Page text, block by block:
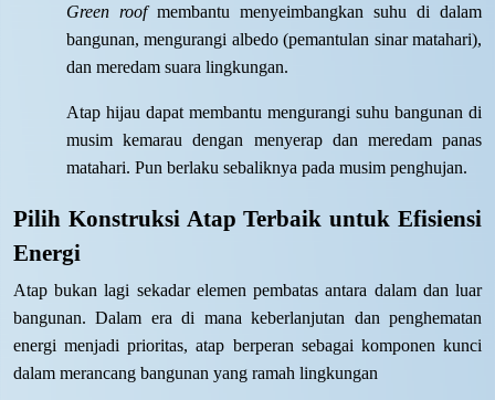
Green roof membantu menyeimbangkan suhu di dalam
bangunan, mengurangi albedo (pemantulan sinar matahari),
dan meredam suara lingkungan.
Atap hijau dapat membantu mengurangi suhu bangunan di
musim kemarau dengan menyerap dan meredam panas
matahari. Pun berlaku sebaliknya pada musim penghujan.
Pilih Konstruksi Atap Terbaik untuk Efisiensi
Energi
Atap bukan lagi sekadar elemen pembatas antara dalam dan luar
bangunan. Dalam era di mana keberlanjutan dan penghematan
energi menjadi prioritas, atap berperan sebagai komponen kunci
dalam merancang bangunan yang ramah lingkungan